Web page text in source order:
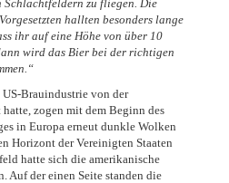
Schlachtfeldern zu fliegen. Die
hallten besonders lange
ihr auf eine Höhe von über 10
wird das Bier bei der richtigen
Brauindustrie von der
zogen mit dem Beginn des
in Europa erneut dunkle Wolken
Horizont der Vereinigten Staaten
hatte sich die amerikanische
Auf der einen Seite standen die